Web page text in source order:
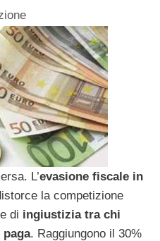
L’evasione fiscale in
la competizione
di ingiustizia tra chi
paga. Raggiungono il 30%